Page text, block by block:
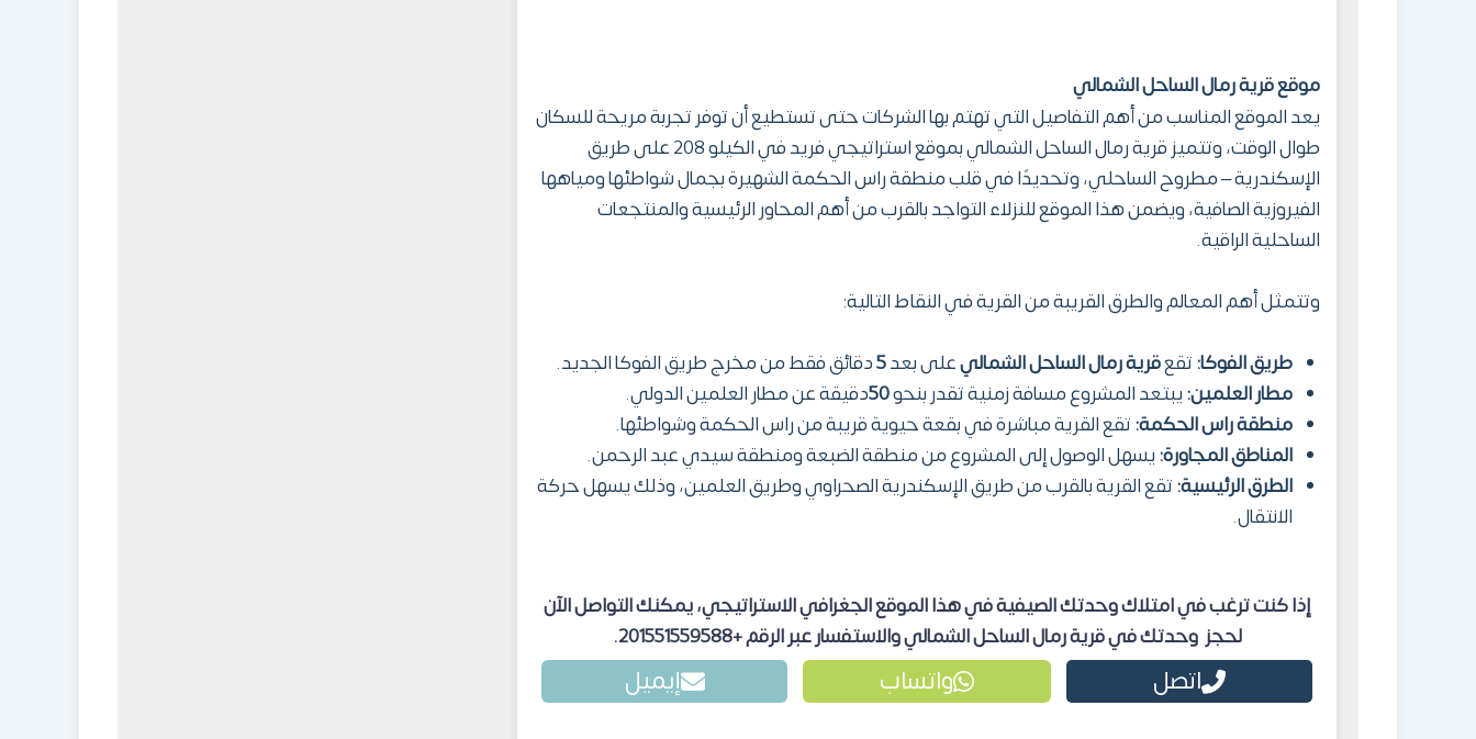
موقع قرية رمال الساحل الشمالي
يعد الموقع المناسب من أهم التفاصيل التي تهتم بها الشركات حتى تستطيع أن توفر تجربة مريحة للسكان
طوال الوقت، وتتميز قرية رمال الساحل الشمالي بموقع استراتيجي فريد في الكيلو 208 على طريق
الإسكندرية – مطروح الساحلي، وتحديدًا في قلب منطقة راس الحكمة الشهيرة بجمال شواطئها ومياهها
الفيروزية الصافية، ويضمن هذا الموقع للنزلاء التواجد بالقرب من أهم المحاور الرئيسية والمنتجعات
الساحلية الراقية.
وتتمثل أهم المعالم والطرق القريبة من القرية في النقاط التالية:
طريق الفوكا:تقعقرية رمال الساحل الشماليعلى بعد5دقائق فقط من مخرج طريق الفوكا الجديد.
مطار العلمين:يبتعد المشروع مسافة زمنية تقدر بنحو50دقيقة عن مطار العلمين الدولي.
منطقة راس الحكمة:تقع القرية مباشرة في بقعة حيوية قريبة من راس الحكمة وشواطئها.
المناطق المجاورة:يسهل الوصول إلى المشروع من منطقة الضبعة ومنطقة سيدي عبد الرحمن.
الطرق الرئيسية:تقع القرية بالقرب من طريق الإسكندرية الصحراوي وطريق العلمين، وذلك يسهل حركة
الانتقال.
إذا كنت ترغب في امتلاك وحدتك الصيفية في هذا الموقع الجغرافي الاستراتيجي، يمكنك التواصل الآن
لحجز وحدتك فيقرية رمال الساحل الشماليوالاستفسار عبر الرقم +201551559588 .
اتصل واتساب إيميل